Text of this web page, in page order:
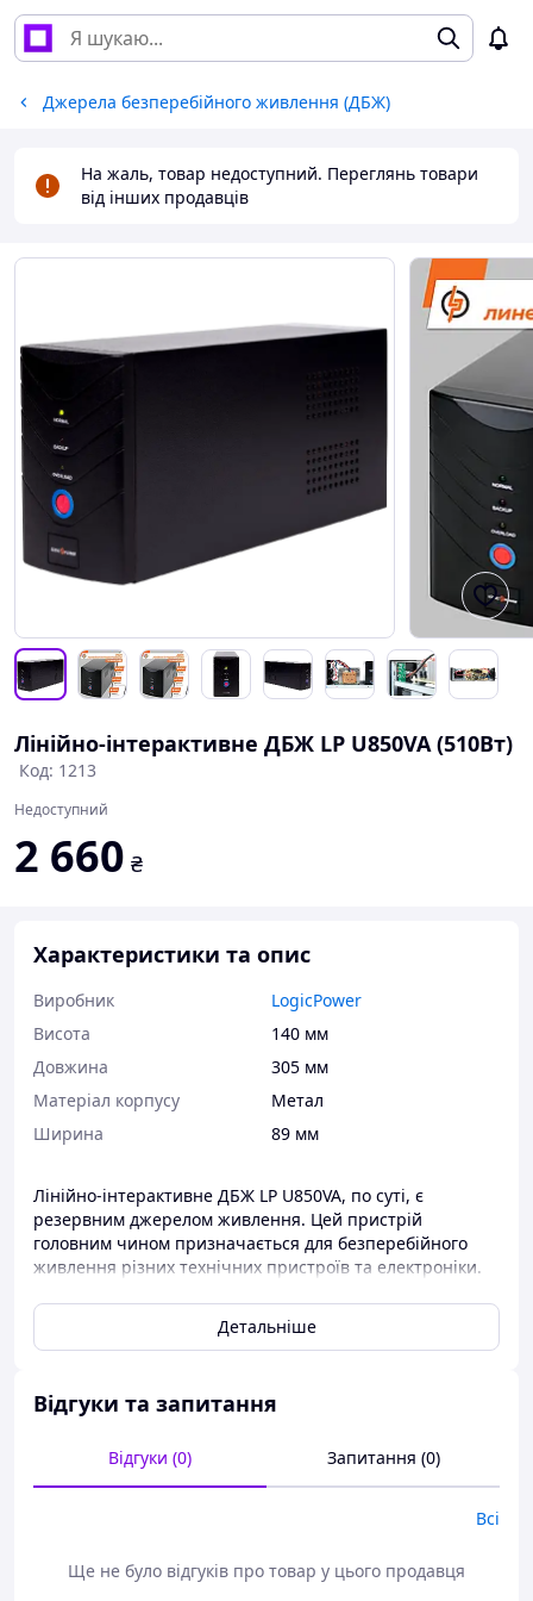
Джерела безперебійного живлення (ДБЖ)
На жаль, товар недоступний. Переглянь товари
від інших продавців
Лінійно-інтерактивне ДБЖ LP U850VA (510Вт)
Код: 1213
Недоступний
2 660 ₴
Характеристики та опис
Виробник
LogicPower
Висота
140 мм
Довжина
305 мм
Матеріал корпусу
Метал
Ширина
89 мм
Лінійно-інтерактивне ДБЖ LP U850VA, по суті, є
резервним джерелом живлення. Цей пристрій
головним чином призначається для безперебійного
живлення різних технічних пристроїв та електроніки.
відключенні основного мережевого електроживлення.
Джерело безперебійного живлення LP U850VA (лінійно-
функціонал інтерактивного джерела безперебійного
короткого замикання, стрибків напруги,
перевантаження, розряду і надлишкового заряду
відновленні напруги в мережі. Якщо Вам необхідно
Детальніше
Відгуки та запитання
Відгуки (0) Запитання (0)
Всі
Ще не було відгуків про товар у цього продавця